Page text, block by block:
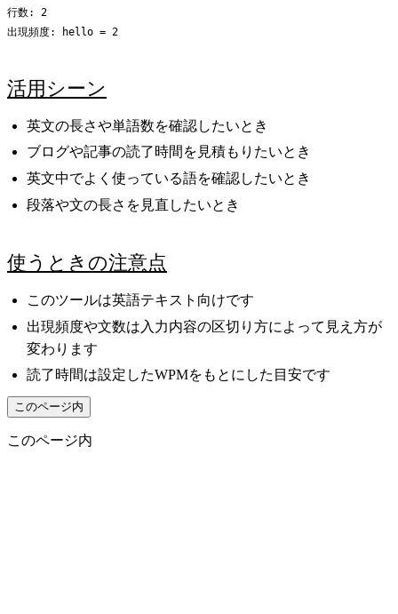
行数: 2
活用シーン
英文の長さや単語数を確認したいとき
ブログや記事の読了時間を見積もりたいとき
英文中でよく使っている語を確認したいとき
段落や文の長さを見直したいとき
使うときの注意点
このツールは英語テキスト向けです
出現頻度や文数は入力内容の区切り方によって見え方が
変わります
読了時間は設定したWPMをもとにした目安です
このページ内
このページ内